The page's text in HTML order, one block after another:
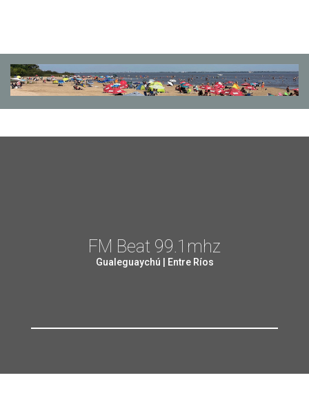
FM Beat 99.1mhz
Gualeguaychú | Entre Ríos